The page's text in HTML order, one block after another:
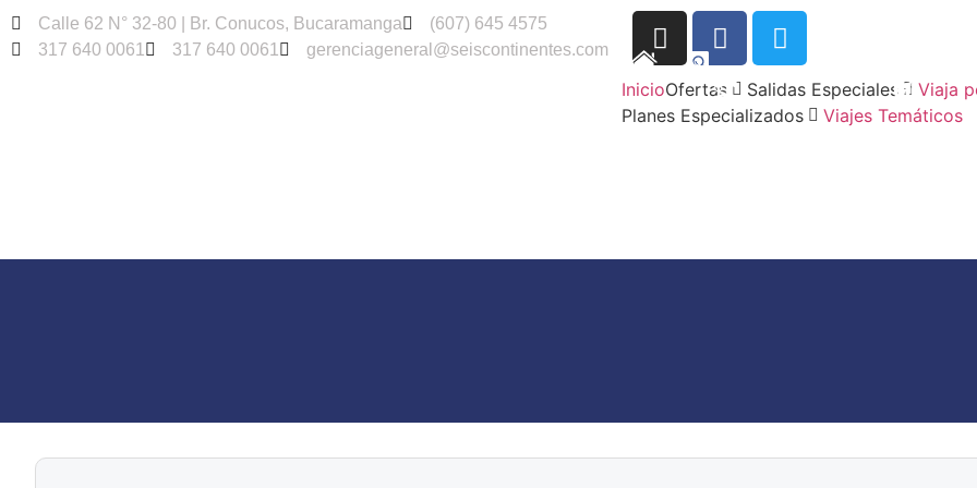
Calle 62 N° 32-80 | Br. Conucos, Bucaramanga
(607) 645 4575
317 640 0061
317 640 0061 gerenciageneral@seiscontinentes.com
InicioOfertas Salidas Especiales Viaja
Planes Especializados
Viajes Temáticos